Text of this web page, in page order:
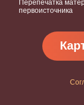
первоисточника